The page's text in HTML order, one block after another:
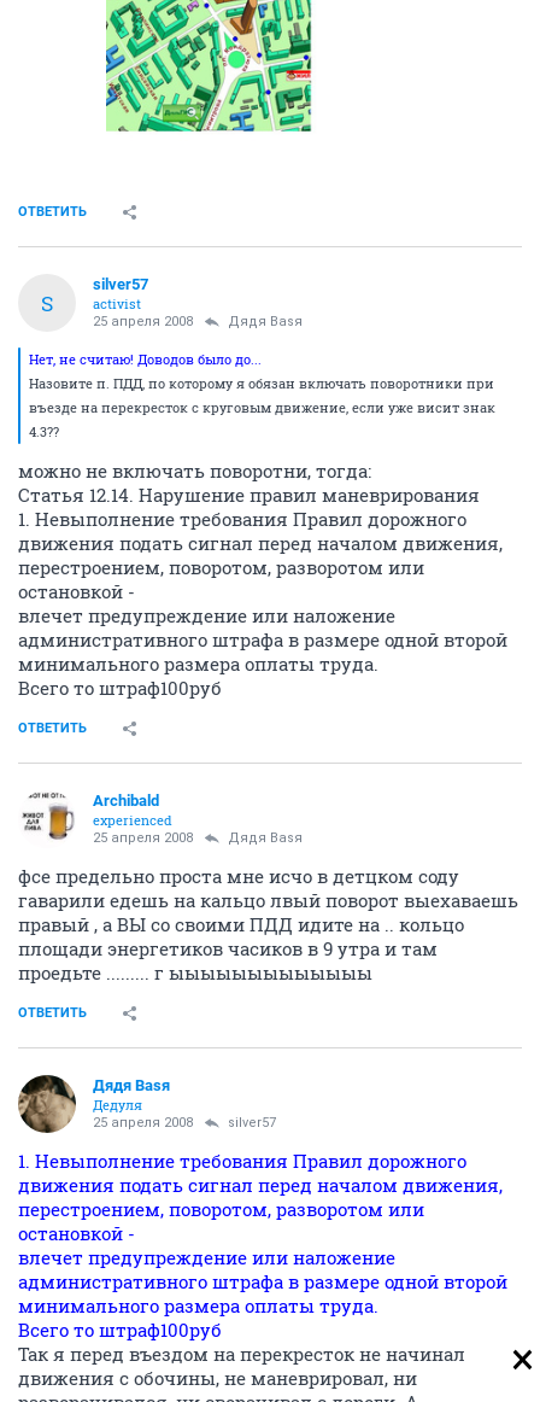
ОТВЕТИТЬ
S
silver57
activist
25 апреля 2008 Дядя Ваsя
Нет, не считаю! Доводов было до...
Назовите п. ПДД, по которому я обязан включать поворотники при
въезде на перекресток с круговым движение, если уже висит знак
4.3??
можно не включать поворотни, тогда:
Статья 12.14. Нарушение правил маневрирования
1. Невыполнение требования Правил дорожного
движения подать сигнал перед началом движения,
перестроением, поворотом, разворотом или
остановкой -
влечет предупреждение или наложение
административного штрафа в размере одной второй
минимального размера оплаты труда.
Всего то штраф100руб
ОТВЕТИТЬ
Archibald
experienced
25 апреля 2008 Дядя Ваsя
фсе предельно проста мне исчо в детцком соду
гаварили едешь на кальцо лвый поворот выехаваешь
правый , а ВЫ со своими ПДД идите на .. кольцо
площади энергетиков часиков в 9 утра и там
проедьте ......... г ыыыыыыыыыыыыы
ОТВЕТИТЬ
Дядя Ваsя
Дедуля
25 апреля 2008 silver57
1. Невыполнение требования Правил дорожного
движения подать сигнал перед началом движения,
перестроением, поворотом, разворотом или
остановкой -
влечет предупреждение или наложение
административного штрафа в размере одной второй
минимального размера оплаты труда.
Всего то штраф100руб
Так я перед въездом на перекресток не начинал
движения с обочины, не маневрировал, ни